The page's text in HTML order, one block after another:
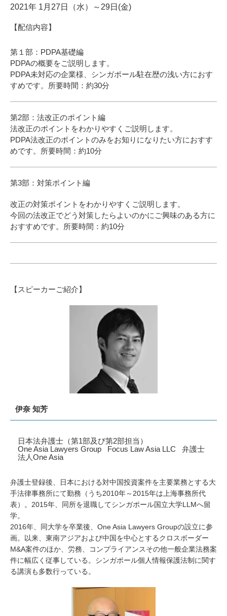
2021年 1月27日（水）～29日(金)
【配信内容】
第１部：PDPA基礎編
PDPAの概要をご説明します。
PDPA未対応の企業様、シンガポール駐在歴の浅い方におす
すめです。所要時間：約30分
第2部：法改正のポイント編
法改正のポイントをわかりやすくご説明します。
PDPA法改正のポイントのみをお知りになりたい方におすす
めです。所要時間：約10分
第3部：対策ポイント編
改正の対策ポイントをわかりやすくご説明します。
今回の法改正でどう対策したらよいのかにご興味のある方に
おすすめです。所要時間：約10分
【スピーカーご紹介】
伊奈 知芳
日本法弁護士（第1部及び第2部担当）
One Asia Lawyers Group Focus Law Asia LLC 弁護士
法人One Asia
弁護士登録後、日本における対中国投資案件を主要業務とする大
手法律事務所にて勤務（うち2010年～2015年は上海事務所代
表）。2015年、同所を退職してシンガポール国立大学LLMへ留
学。
2016年、同大学を卒業後、One Asia Lawyers Groupの設立に参
画。以来、東南アジアおよび中国を中心とするクロスボーダー
M&A案件のほか、労務、コンプライアンスその他一般企業法務案
件に幅広く従事している。シンガポール個人情報保護法制に関す
る講演も多数行っている。